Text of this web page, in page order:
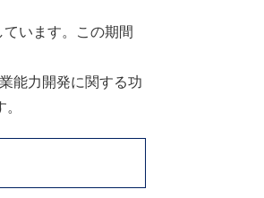
います。この期間
能力開発に関する功